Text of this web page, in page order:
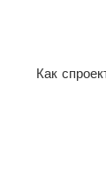
Как